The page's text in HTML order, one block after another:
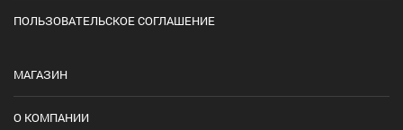
ПОЛЬЗОВАТЕЛЬСКОЕ СОГЛАШЕНИЕ
МАГАЗИН
О КОМПАНИИ